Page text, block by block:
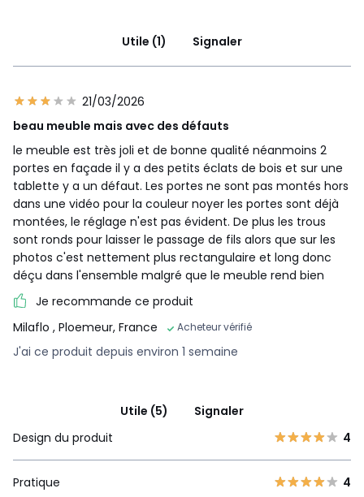
Utile (1) Signaler
21/03/2026
beau meuble mais avec des défauts
le meuble est très joli et de bonne qualité néanmoins 2
portes en façade il y a des petits éclats de bois et sur une
tablette y a un défaut. Les portes ne sont pas montés hors
dans une vidéo pour la couleur noyer les portes sont déjà
montées, le réglage n'est pas évident. De plus les trous
sont ronds pour laisser le passage de fils alors que sur les
photos c'est nettement plus rectangulaire et long donc
déçu dans l'ensemble malgré que le meuble rend bien
Je recommande ce produit
Milaflo , Ploemeur, France Acheteur vérifié
J'ai ce produit depuis environ 1 semaine
Utile (5)
Signaler
Design du produit
4
Pratique 4